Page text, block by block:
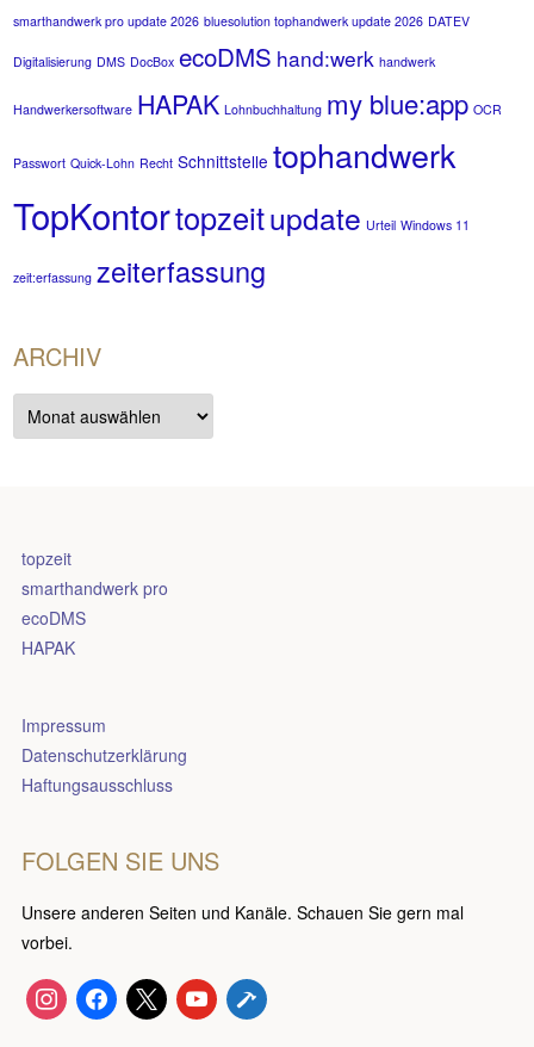
smarthandwerk pro update 2026 bluesolution tophandwerk update 2026 DATEV
Digitalisierung DMS DocBox ecoDMS hand:werk handwerk
Handwerkersoftware HAPAK Lohnbuchhaltung my blue:app OCR
Passwort Quick-Lohn Recht Schnittstelle tophandwerk
TopKontortopzeitupdate Urteil Windows 11
zeit:erfassung zeiterfassung
ARCHIV
Archiv
topzeit
smarthandwerk pro
ecoDMS
HAPAK
Impressum
Datenschutzerklärung
Haftungsausschluss
FOLGEN SIE UNS
Unsere anderen Seiten und Kanäle. Schauen Sie gern mal
vorbei.
instagramfacebook
x youtubehammer